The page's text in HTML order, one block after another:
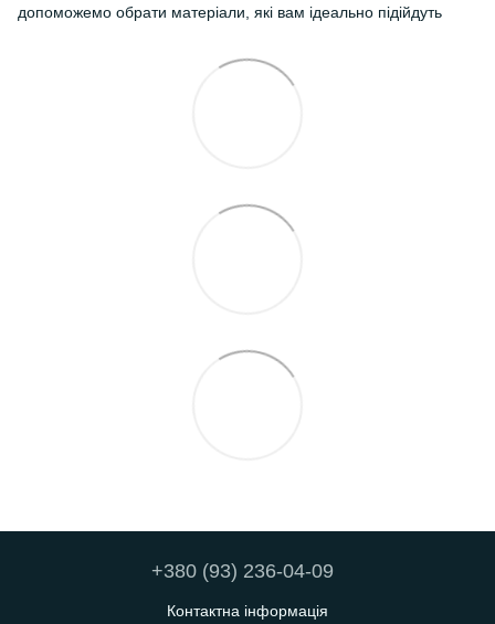
допоможемо обрати матеріали, які вам ідеально підійдуть
+380 (93) 236-04-09
Контактна інформація